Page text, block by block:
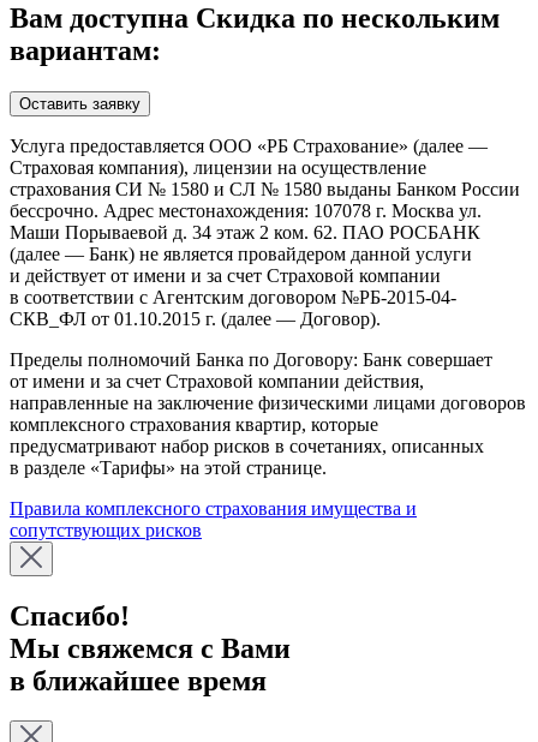
Вам доступна Скидка по нескольким
вариантам:
Оставить заявку
Услуга предоставляется ООО «РБ Страхование» (далее —
Страховая компания), лицензии на осуществление
страхования СИ № 1580 и СЛ № 1580 выданы Банком России
бессрочно. Адрес местонахождения: 107078 г. Москва ул.
Маши Порываевой д. 34 этаж 2 ком. 62. ПАО РОСБАНК
(далее — Банк) не является провайдером данной услуги
и действует от имени и за счет Страховой компании
в соответствии с Агентским договором №РБ-2015-04-
СКВ_ФЛ от 01.10.2015 г. (далее — Договор).
Пределы полномочий Банка по Договору: Банк совершает
от имени и за счет Страховой компании действия,
направленные на заключение физическими лицами договоров
комплексного страхования квартир, которые
предусматривают набор рисков в сочетаниях, описанных
в разделе «Тарифы» на этой странице.
Правила комплексного страхования имущества и
сопутствующих рисков
Спасибо!
Мы свяжемся с Вами
в ближайшее время